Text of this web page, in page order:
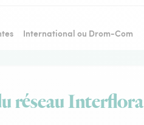
International ou Drom-Com
réseau Interflora